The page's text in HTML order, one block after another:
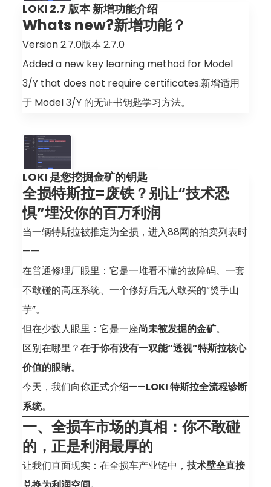
● 自动驾驶 – 更改自动驾驶类型，例如，更改为完全
自动驾驶能力 FSD。
● 超级充电权限 – 激活超级充电权限（v1、v2）。
● 高性能套件 – 根据电机类型激活高性能 或 加速增
强功能。
● 互联套件 – 终身激活高级车载互联服务。
池容量限制。
● 沉浸式音频 – 激活额外音频系统功能。供应单中包
含用于将 LOKI 连接至 MCU
的 LC005 电缆。
LOKI 2.7 版本 新增功能介绍
Whats new?新增功能？
Version 2.7.0版本 2.7.0
Added a new key learning method for Model
3/Y that does not require certificates.新增适用
于 Model 3/Y 的无证书钥匙学习方法。
for this method您可使用 LC95 线缆、VVDI 或
Petricro 实现此方法
This new key functionality also allows you to
change the VIN in the dump, so the app can
bind a key without issues此新钥匙功能还允许您修
改转储中的 VIN，确保应用可无问题绑定钥匙
possible to flash a blank chip after
replacement对于 2021-2024 年的 VCSEC 模块，
现已支持更换后刷写空白芯片
The certificate-based key learning method for
Model 3/Y has been improved to allow banned
LCS to learn keys again改进 Model 3/Y 基于证书
的钥匙学习方法，支持已封禁 LCS 重新学习钥匙
Added the all-in-one activation process for
Model 3/Y Ethernet and Model 3/Y vehicles with
any firmware via the CAN bus新增 Model 3/Y 以
太网一体化激活流程，支持通过 CAN 总线激活任意
LOKI 是您挖掘金矿的钥匙
全损特斯拉=废铁？别让“技术恐
惧”埋没你的百万利润
当一辆特斯拉被推定为全损，进入88网的拍卖列表时
——
在普通修理厂眼里：它是一堆看不懂的故障码、一套
不敢碰的高压系统、一个修好后无人敢买的“烫手山
芋”。
但在少数人眼里：它是一座尚未被发掘的金矿。
区别在哪里？在于你有没有一双能“透视”特斯拉核心
价值的眼睛。
今天，我们向你正式介绍——LOKI 特斯拉全流程诊断
系统。
一、全损车市场的真相：你不敢碰
的，正是利润最厚的
让我们直面现实：在全损车产业链中，技术壁垒直接